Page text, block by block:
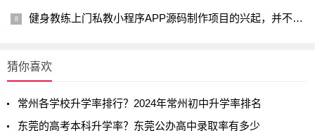
健身教练上门私教小程序APP源码制作项目的兴起，并不意味着健身
猜你喜欢
常州各学校升学率排行？2024年常州初中升学率排名
东莞的高考本科升学率？东莞公办高中录取率有多少